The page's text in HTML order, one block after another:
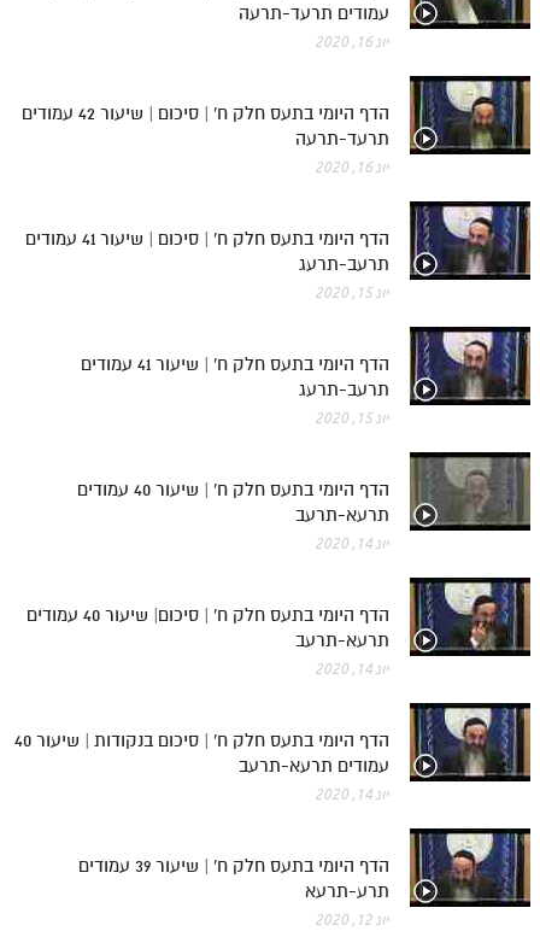
עמודים תרעד-תרעה
יונ 16, 2020
הדף היומי בתעס חלק ח' | סיכום | שיעור 42 עמודים
תרעד-תרעה
יונ 16, 2020
הדף היומי בתעס חלק ח' | סיכום | שיעור 41 עמודים
תרעב-תרעג
יונ 15, 2020
הדף היומי בתעס חלק ח' | שיעור 41 עמודים
תרעב-תרעג
יונ 15, 2020
הדף היומי בתעס חלק ח' | שיעור 40 עמודים
תרעא-תרעב
יונ 14, 2020
הדף היומי בתעס חלק ח' | סיכום| שיעור 40 עמודים
תרעא-תרעב
יונ 14, 2020
הדף היומי בתעס חלק ח' | סיכום בנקודות | שיעור 40
עמודים תרעא-תרעב
יונ 14, 2020
הדף היומי בתעס חלק ח' | שיעור 39 עמודים
תרע-תרעא
יונ 12, 2020